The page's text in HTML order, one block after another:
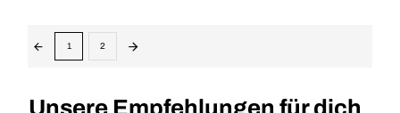
1 2
Unsere Empfehlungen für dich